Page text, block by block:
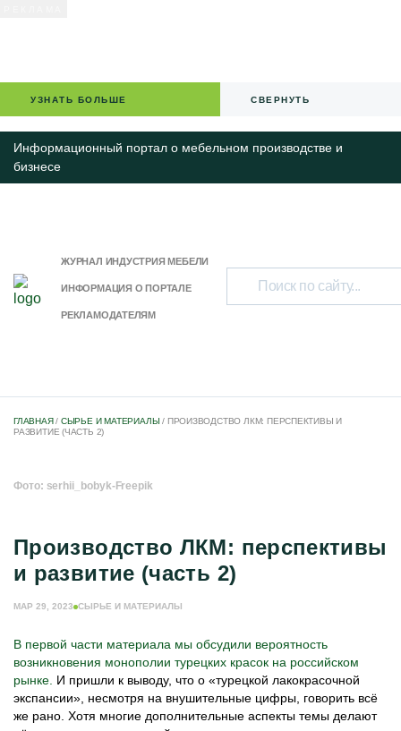
УЗНАТЬ БОЛЬШЕ СВЕРНУТЬ
Информационный портал о мебельном производстве и
бизнесе
ЖУРНАЛ ИНДУСТРИЯ МЕБЕЛИ
ИНФОРМАЦИЯ О ПОРТАЛЕ
РЕКЛАМОДАТЕЛЯМ
ГЛАВНАЯ/ СЫРЬЕ И МАТЕРИАЛЫ / ПРОИЗВОДСТВО ЛКМ: ПЕРСПЕКТИВЫ И
РАЗВИТИЕ (ЧАСТЬ 2)
Фото: serhii_bobyk-Freepik
Производство ЛКМ: перспективы
и развитие (часть 2)
МАР 29, 2023 СЫРЬЕ И МАТЕРИАЛЫ
В первой части материала мы обсудили вероятность
возникновения монополии турецких красок на российском
рынке. И пришли к выводу, что о «турецкой лакокрасочной
экспансии», несмотря на внушительные цифры, говорить всё
же рано. Хотя многие дополнительные аспекты темы делают